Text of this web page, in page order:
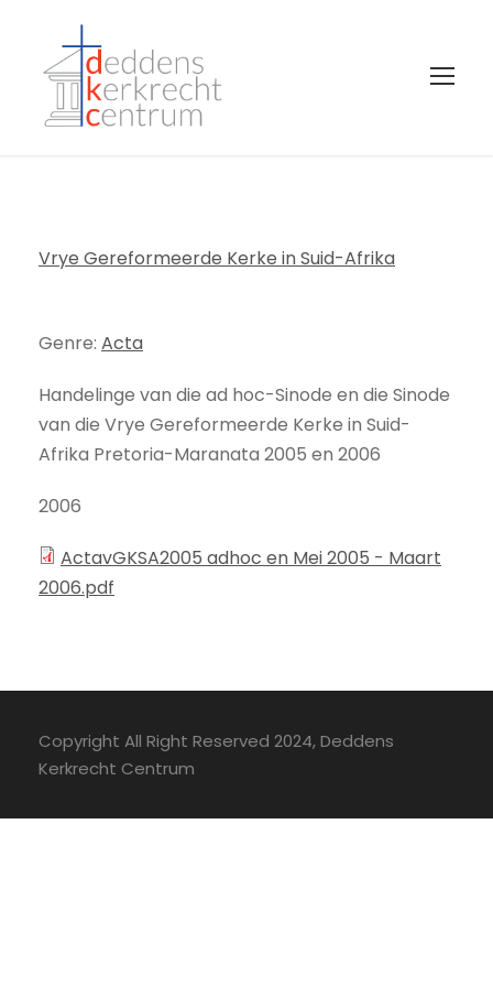
Vrye Gereformeerde Kerke in Suid-Afrika
Genre: Acta
Handelinge van die ad hoc-Sinode en die Sinode
van die Vrye Gereformeerde Kerke in Suid-
Afrika Pretoria-Maranata 2005 en 2006
2006
ActavGKSA2005 adhoc en Mei 2005 - Maart
2006.pdf
Copyright All Right Reserved 2024, Deddens
Kerkrecht Centrum